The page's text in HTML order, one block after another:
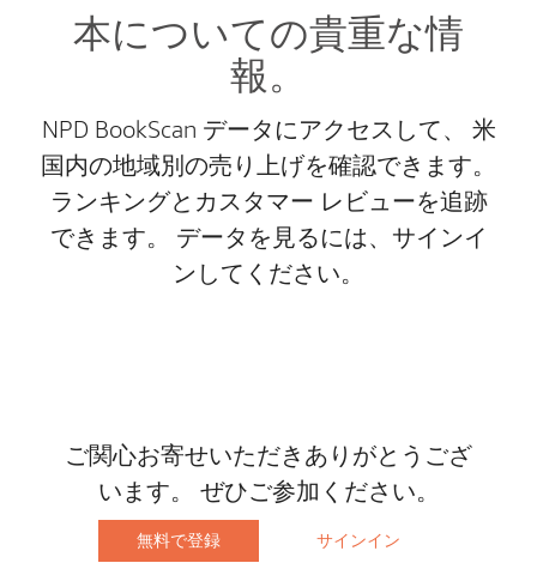
本についての貴重な情
報。
NPD BookScan データにアクセスして、 米
国内の地域別の売り上げを確認できます。
ランキングとカスタマー レビューを追跡
できます。 データを見るには、サインイ
ンしてください。
ご関心お寄せいただきありがとうござ
います。 ぜひご参加ください。
無料で登録 サインイン